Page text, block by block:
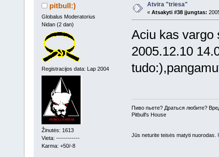
pitbull:)
Globalus Moderatorius
Nidan (2 dan)
Registracijos data: Lap 2004
Žinutės: 1613
Vieta: ------------
Karma: +50/-8
Atvira "triesa"
« Atsakyti #38 įjungtas:
Aciu kas vargo
2005.12.10
Пиво пьете? Драться любите?
Pitbull's House
Jūs neturite teisės matyti nuorodas.